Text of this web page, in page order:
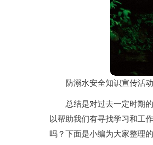
防溺水安全知识宣传活
总结是对过去一定时期
以帮助我们有寻找学习和工
吗？下面是小编为大家整理